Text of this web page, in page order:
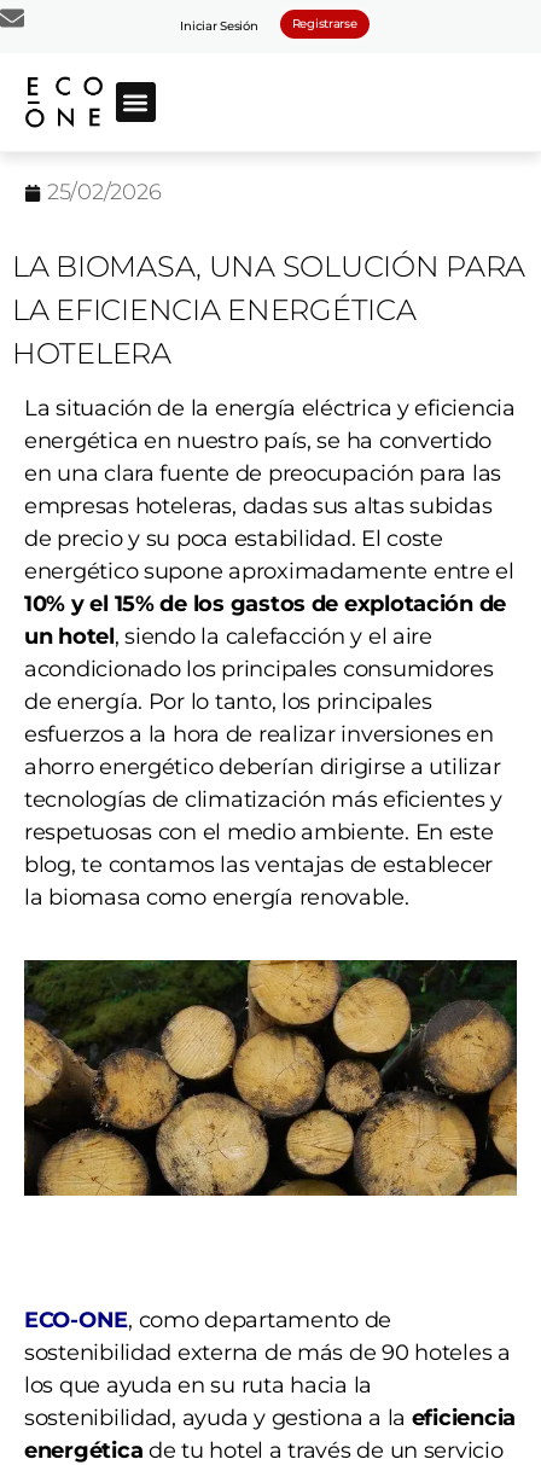
Iniciar Sesión Registrarse
25/02/2026
LA BIOMASA, UNA SOLUCIÓN PARA
LA EFICIENCIA ENERGÉTICA
HOTELERA
La situación de la energía eléctrica y eficiencia
energética en nuestro país, se ha convertido
en una clara fuente de preocupación para las
empresas hoteleras, dadas sus altas subidas
de precio y su poca estabilidad. El coste
energético supone aproximadamente entre el
10% y el 15% de los gastos de explotación de
un hotel, siendo la calefacción y el aire
acondicionado los principales consumidores
de energía. Por lo tanto, los principales
esfuerzos a la hora de realizar inversiones en
ahorro energético deberían dirigirse a utilizar
tecnologías de climatización más eficientes y
respetuosas con el medio ambiente. En este
blog, te contamos las ventajas de establecer
la biomasa como energía renovable.
ECO-ONE, como departamento de
sostenibilidad externa de más de 90 hoteles a
los que ayuda en su ruta hacia la
sostenibilidad, ayuda y gestiona a la eficiencia
energética de tu hotel a través de un servicio